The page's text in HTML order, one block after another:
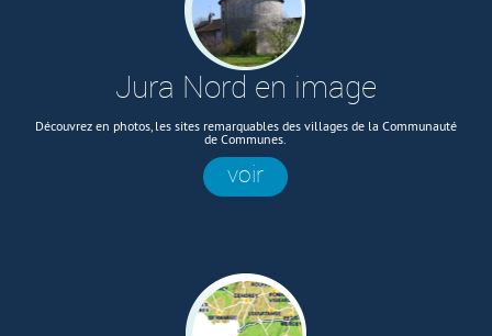
Jura Nord en image
Découvrez en photos, les sites remarquables des villages de la Communauté
de Communes.
voir